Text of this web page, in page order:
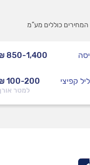
המחירים כוללים מע”מ
850-1,400
100-200
למטר
קפיצי